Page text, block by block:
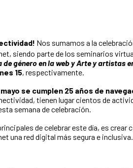
Nos sumamos a la
siendo parte de los seminarios
de género en la web y Arte y artistas
15, respectivamente.
se cumplen 25 años de
tienen lugar cientos de
semana de celebración.
de celebrar este día, es crear
una red digital más segura e inclusiva.